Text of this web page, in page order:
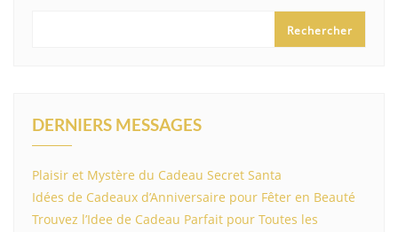
Rechercher
DERNIERS MESSAGES
Plaisir et Mystère du Cadeau Secret Santa
Idées de Cadeaux d’Anniversaire pour Fêter en Beauté
Trouvez l’Idee de Cadeau Parfait pour Toutes les